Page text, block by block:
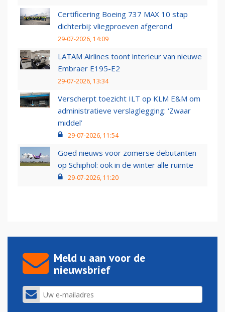
Certificering Boeing 737 MAX 10 stap
dichterbij: vliegproeven afgerond
29-07-2026, 14:09
LATAM Airlines toont interieur van nieuwe
Embraer E195-E2
29-07-2026, 13:34
Verscherpt toezicht ILT op KLM E&M om
administratieve verslaglegging: ‘Zwaar
middel’
29-07-2026, 11:54
Goed nieuws voor zomerse debutanten
op Schiphol: ook in de winter alle ruimte
29-07-2026, 11:20
Meld u aan voor de
nieuwsbrief